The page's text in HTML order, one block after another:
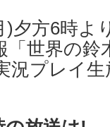
)夕方6時よ
「世界の鈴
況プレイ